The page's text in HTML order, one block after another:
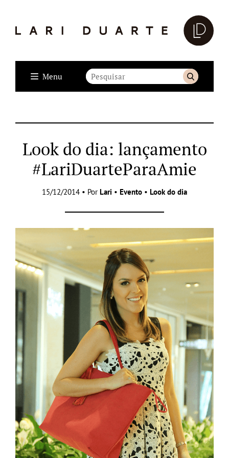
Menu
Look do dia: lançamento
#LariDuarteParaAmie
15/12/2014 • Por Lari • Evento • Look do dia